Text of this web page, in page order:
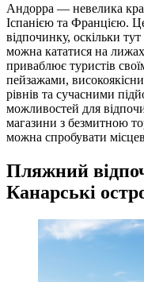
Андорра — невелика
Іспанією та Францією.
відпочинку, оскільки
можна кататися на
приваблює туристів
пейзажами,
рівнів та сучасними
можливостей для
магазини з безмитною
можна спробувати
Пляжний
Канарські